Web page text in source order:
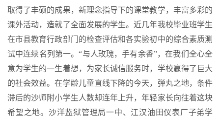
取得了丰硕的成果，新理念指导下的课堂教学，丰富多彩的
课外活动，造就了全面发展的学生。近几年我校毕业班学生
在市县教育行政部门的检查评估和各实验初中的综合素质测
试中连续名列第一。“与人玫瑰，手有余香”，在我们全心全
意为学生的一生着想，为家长诚信服务时，学校赢得了巨大
的社会效益。在学龄儿童直线下降的今天，弹丸之地，条件
滞后的沙师附小学生人数却连年上升，年轻家长向往着这块
希望之地。沙洋监狱管理局一中、江汉油田仪表厂子弟学